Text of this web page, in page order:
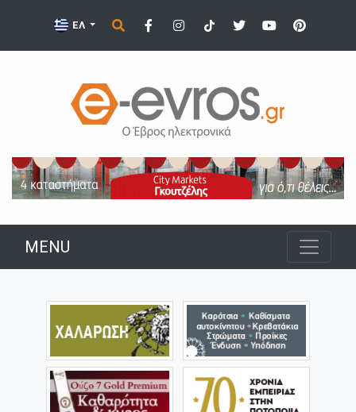
ΕΛ
MENU